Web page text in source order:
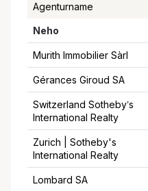
Agenturname
Neho
Murith Immobilier Sàrl
Gérances Giroud SA
Switzerland Sotheby’s
International Realty
Zurich | Sotheby's
International Realty
Lombard SA